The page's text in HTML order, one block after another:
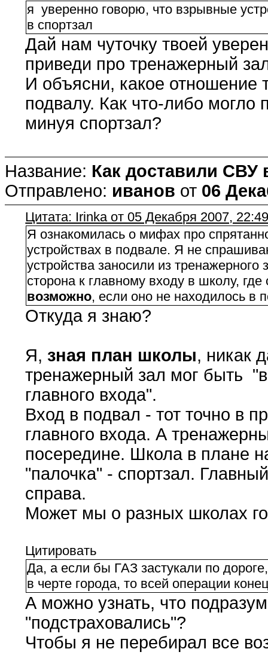
я уверенно говорю, что взрывные
в спортзал
Дай нам чуточку твоей
приведи про тренажерный
И объясни, какое отношение
подвалу. Как что-либо могло
минуя спортзал?
Название: Как доставили СВУ
Отправлено: иванов от 06
Цитата: Irinka от 05 Декабря 2007,
Я ознакомилась о мифах про
устройствах в подвале. Я не
устройства заносили из
сторона к главному входу в школу,
возможно, если оно не находилось в
Откуда я знаю?
Я, зная план школы, никак
тренажерный зал мог быть
главного входа".
Вход в подвал - тот точно в
главного входа. А
посередине. Школа в плане
"палочка" - спортзал.
справа.
Может мы о разных школах
Цитировать
Да, а если бы ГАЗ застукали по
в черте города, то всей операции
А можно узнать, что
"подстраховались"?
Чтобы я не перебирал все